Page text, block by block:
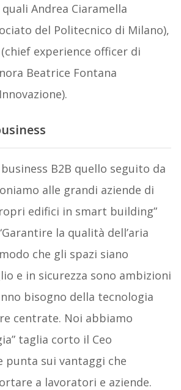
Andrea Ciaramella
del Politecnico di Milano),
experience officer di
Beatrice Fontana
B2B quello seguito da
alle grandi aziende di
edifici in smart building”
la qualità dell’aria
che gli spazi siano
e in sicurezza sono ambizioni
bisogno della tecnologia
centrate. Noi abbiamo
taglia corto il Ceo
punta sui vantaggi che
a lavoratori e aziende.